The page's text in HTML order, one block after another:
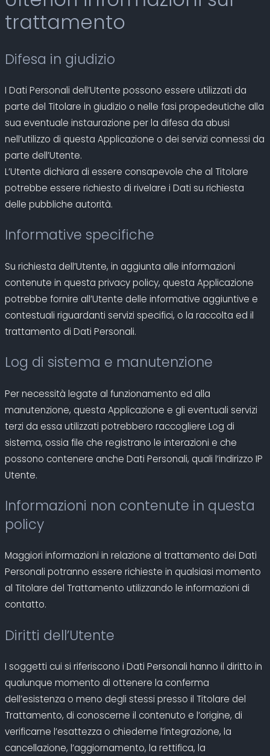
trattamento
Difesa in giudizio
I Dati Personali dell’Utente possono essere utilizzati da
parte del Titolare in giudizio o nelle fasi propedeutiche alla
sua eventuale instaurazione per la difesa da abusi
nell’utilizzo di questa Applicazione o dei servizi connessi da
parte dell’Utente.
L’Utente dichiara di essere consapevole che al Titolare
potrebbe essere richiesto di rivelare i Dati su richiesta
delle pubbliche autorità.
Informative specifiche
Su richiesta dell’Utente, in aggiunta alle informazioni
contenute in questa privacy policy, questa Applicazione
potrebbe fornire all’Utente delle informative aggiuntive e
contestuali riguardanti servizi specifici, o la raccolta ed il
trattamento di Dati Personali.
Log di sistema e manutenzione
Per necessità legate al funzionamento ed alla
manutenzione, questa Applicazione e gli eventuali servizi
terzi da essa utilizzati potrebbero raccogliere Log di
sistema, ossia file che registrano le interazioni e che
possono contenere anche Dati Personali, quali l’indirizzo IP
Utente.
Informazioni non contenute in questa
policy
Maggiori informazioni in relazione al trattamento dei Dati
Personali potranno essere richieste in qualsiasi momento
al Titolare del Trattamento utilizzando le informazioni di
contatto.
Diritti dell’Utente
I soggetti cui si riferiscono i Dati Personali hanno il diritto in
qualunque momento di ottenere la conferma
dell’esistenza o meno degli stessi presso il Titolare del
Trattamento, di conoscerne il contenuto e l’origine, di
verificarne l’esattezza o chiederne l’integrazione, la
cancellazione, l’aggiornamento, la rettifica, la